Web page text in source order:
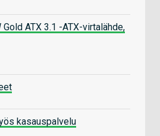
ATX 3.1 -ATX-virtalähde,
kasauspalvelu